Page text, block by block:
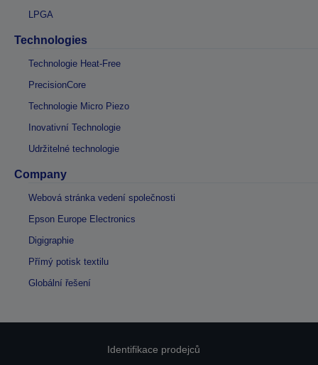
LPGA
Technologies
Technologie Heat-Free
PrecisionCore
Technologie Micro Piezo
Inovativní Technologie
Udržitelné technologie
Company
Webová stránka vedení společnosti
Epson Europe Electronics
Digigraphie
Přímý potisk textilu
Globální řešení
Identifikace prodejců